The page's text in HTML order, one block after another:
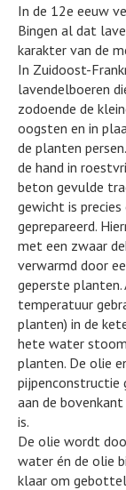
In de 12e eeuw
Bingen al dat
karakter van de
In Zuidoost-
lavendelboeren
zodoende de
oogsten en in
de planten
de hand in
beton gevulde
gewicht is
geprepareerd.
met een zwaar
verwarmd door
geperste
temperatuur
planten) in de
hete water
planten. De olie
pijpenconstructie
aan de
is.
De olie wordt
water én de olie
klaar om